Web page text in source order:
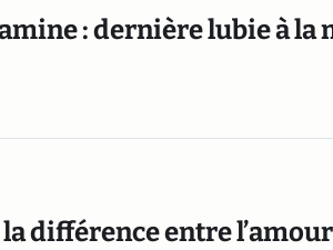
: dernière lubie à la
différence entre l’amour